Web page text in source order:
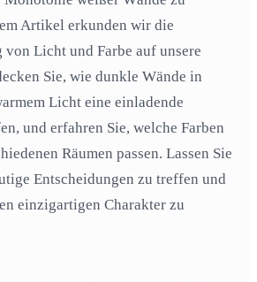
Ein Schlüssel zu
Räumen
Farbe: Weniger ist manchmal mehr
Farben passen in welche
Artikel erkunden wir die
Licht und Farbe auf unsere
Sie, wie dunkle Wände in
Licht eine einladende
und erfahren Sie, welche Farben
Räumen passen. Lassen Sie
Entscheidungen zu treffen und
einzigartigen Charakter zu